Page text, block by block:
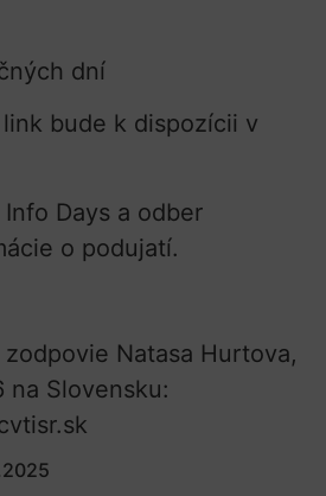
dní
link bude k dispozícii v
Info Days a odber
o podujatí.
Natasa Hurtova,
na Slovensku: